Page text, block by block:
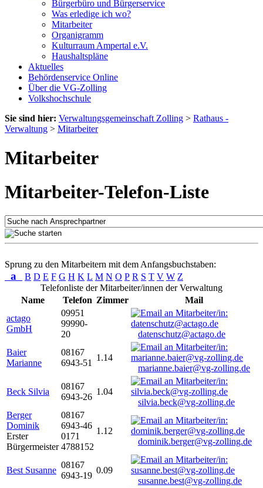
Bürgerbüro und Bürgerservice
Was erledige ich wo?
Mitarbeiter
Organigramm
Kulturraum Ampertal e.V.
Haushaltspläne
Aktuelles
Behördenservice Online
Über die VG-Zolling
Volkshochschule
Sie sind hier: Verwaltungsgemeinschaft Zolling > Rathaus -
Verwaltung > Mitarbeiter
Mitarbeiter
Mitarbeiter-Telefon-Liste
Sprung zu den Mitarbeitern mit dem Anfangsbuchstaben:
a B D E F G H K L M N O P R S T V W Z
Telefonliste der Mitarbeiter/innen der Verwaltung
Name
Telefon Zimmer
Mail
actago
GmbH
09951
99990-
20
datenschutz@actago.de
Baier
Marianne
08167
6943-51
1.14
marianne.baier@vg-zolling.de
Beck Silvia
08167
6943-26
1.04
silvia.beck@vg-zolling.de
Berger
Dominik
Erster
Bürgermeister
08167
6943-46
0171
4788152
1.12
dominik.berger@vg-zolling.de
Best Susanne
08167
6943-19
0.09
susanne.best@vg-zolling.de